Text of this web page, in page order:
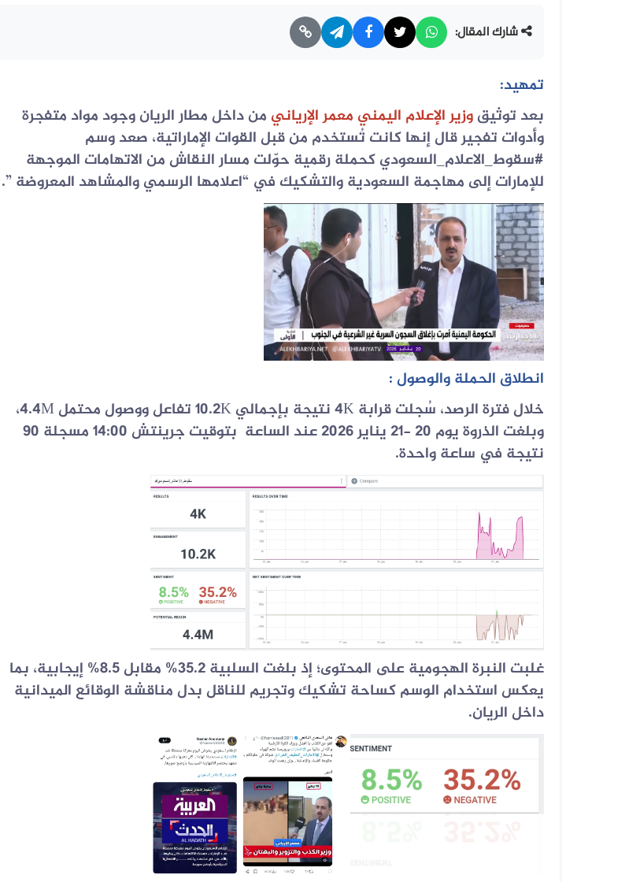
شارك المقال:
تمهيد:
بعد توثيقوزير الإعلام اليمني معمر الإرياني من داخل مطار الريان وجود مواد متفجرة
وأدوات تفجير قال إنها كانت تُستخدم من قبل القوات الإماراتية، صعد وسم
#سقوط_الاعلام_السعودي كحملة رقمية حوّلت مسار النقاش من الاتهامات الموجهة
للإمارات إلى مهاجمة السعودية والتشكيك في “اعلامها الرسمي والمشاهد المعروضة ”.
انطلاق الحملة والوصول :
خلال فترة الرصد، سُجلت قرابة 4K نتيجة بإجمالي 10.2K تفاعل ووصول محتمل 4.4M
،
وبلغت الذروة يوم 20 -21 يناير 2026 عند الساعة بتوقيت جرينتش 14:00 مسجلة 90
نتيجة في ساعة واحدة.
غلبت النبرة الهجومية على المحتوى؛ إذ بلغت السلبية 35.2% مقابل 8.5% إيجابية، بما
يعكس استخدام الوسم كساحة تشكيك وتجريم للناقل بدل مناقشة الوقائع الميدانية
داخل الريان.
09 أغسطس 2026
فيديو وصول عيدروس الزُبيدي إلى عدن...
09 أغسطس 2026
الفيديو المتداول مضلل ولا يعود لقص...
الفيديو المتداول يعود إلى القوات ا...
07 أغسطس 2026
الخبر والتصميم مفبركان وقناة المهر...
07 أغسطس 2026
الفيديوهان المتداولان قديمان أحدهم...
07 أغسطس 2026
فيديو لنهب أسلحة وذخائر قديم وليس...
06 أغسطس 2026
فيديو زُعم أنه يُظهر دخول أرتال عس...
06 أغسطس 2026
فيديو زُعم أنه يُظهر استهداف سفينة...